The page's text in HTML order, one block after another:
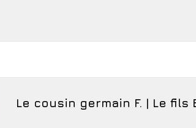
Le cousin germain F. | Le fils